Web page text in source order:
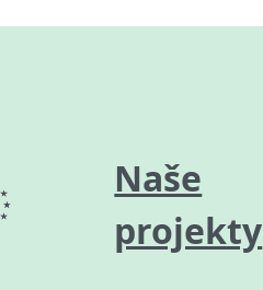
Naše
projekty